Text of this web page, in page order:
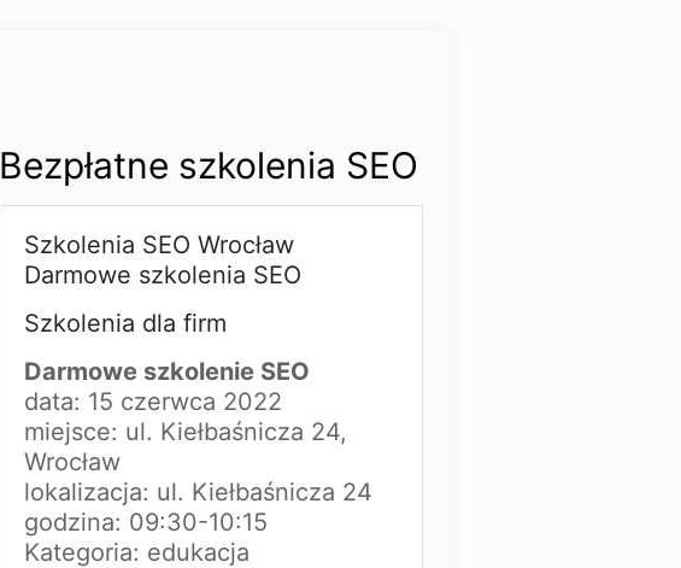
Bezpłatne szkolenia SEO
Szkolenia SEO Wrocław
Darmowe szkolenia SEO
Szkolenia dla firm
Darmowe szkolenie SEO
data: 15 czerwca 2022
miejsce: ul. Kiełbaśnicza 24,
Wrocław
lokalizacja: ul. Kiełbaśnicza 24
godzina: 09:30-10:15
Kategoria: edukacja